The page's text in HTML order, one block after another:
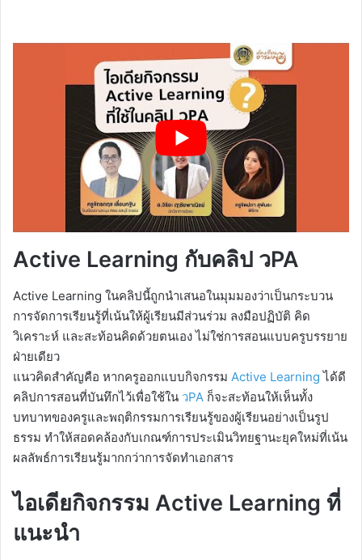
Active Learning กับคลิป วPA
Active Learning ในคลิปนี้ถูกนำเสนอในมุมมองว่าเป็นกระบวน
การจัดการเรียนรู้ที่เน้นให้ผู้เรียนมีส่วนร่วม ลงมือปฏิบัติ คิด
วิเคราะห์ และสะท้อนคิดด้วยตนเอง ไม่ใช่การสอนแบบครูบรรยาย
ฝ่ายเดียว
แนวคิดสำคัญคือ หากครูออกแบบกิจกรรม Active Learning ได้ดี
คลิปการสอนที่บันทึกไว้เพื่อใช้ใน วPA ก็จะสะท้อนให้เห็นทั้ง
บทบาทของครูและพฤติกรรมการเรียนรู้ของผู้เรียนอย่างเป็นรูป
ธรรม ทำให้สอดคล้องกับเกณฑ์การประเมินวิทยฐานะยุคใหม่ที่เน้น
ผลลัพธ์การเรียนรู้มากกว่าการจัดทำเอกสาร
ไอเดียกิจกรรม Active Learning ที่
แนะนำ